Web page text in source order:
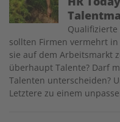
Qualifizierte
sollten Firmen vermehrt
sie auf dem Arbeitsmarkt
überhaupt Talente? Darf
Talenten unterscheiden?
Letztere zu einem